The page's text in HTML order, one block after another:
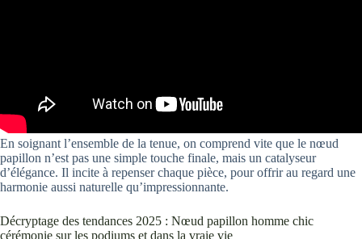
En soignant l’ensemble de la tenue, on comprend vite que le nœud
papillon n’est pas une simple touche finale, mais un catalyseur
d’élégance. Il incite à repenser chaque pièce, pour offrir au regard une
harmonie aussi naturelle qu’impressionnante.
Décryptage des tendances 2025 : Nœud papillon homme chic
cérémonie sur les podiums et dans la vraie vie